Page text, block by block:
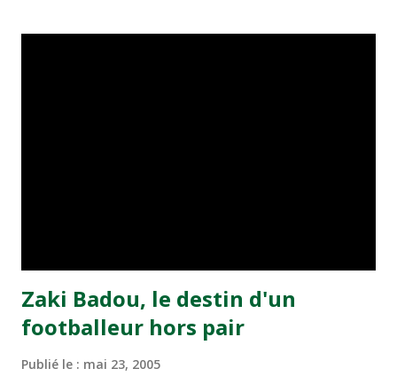
Zaki Badou, le destin d'un
footballeur hors pair
Publié le : mai 23, 2005